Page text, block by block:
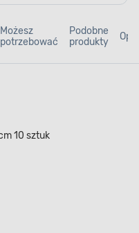
Możesz
potrzebować
Podobne
produkty
10 sztuk